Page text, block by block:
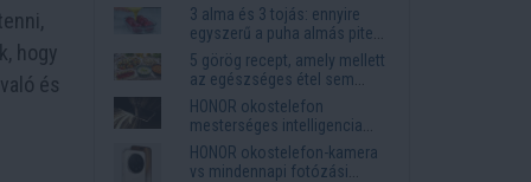
hogy
és
– megvan a 2027-es időpont
és a bérletár
3 alma és 3 tojás: ennyire
egyszerű a puha almás pite
titka
5 görög recept, amely mellett
az egészséges étel sem
tűnik lemondásnak
HONOR okostelefon
mesterséges intelligencia
funkciók, amelyek
megkönnyítik az életet
HONOR okostelefon-kamera
vs mindennapi fotózási